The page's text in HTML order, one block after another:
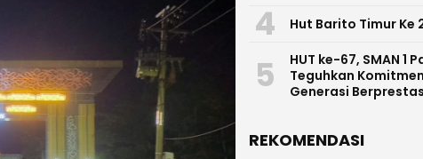
4 Hut Barito Timur Ke
5
HUT ke-67, SMAN 1
Teguhkan
Generasi
REKOMENDASI